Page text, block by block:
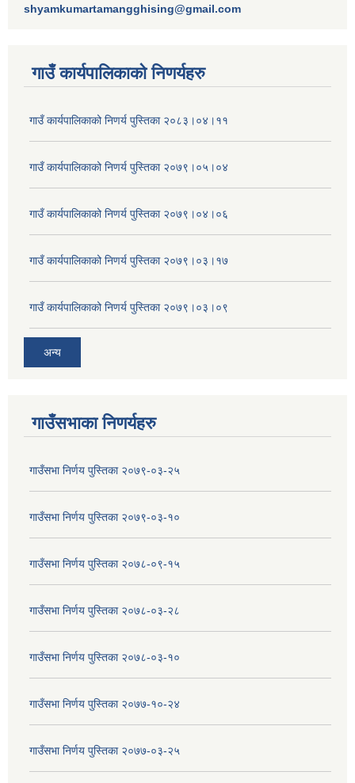
shyamkumartamangghising@gmail.com
गाउँ कार्यपालिकाकाे निणर्यहरु
गाउँ कार्यपालिकाको निणर्य पुस्तिका २०८३।०४।११
गाउँ कार्यपालिकाको निणर्य पुस्तिका २०७९।०५।०४
गाउँ कार्यपालिकाको निणर्य पुस्तिका २०७९।०४।०६
गाउँ कार्यपालिकाको निणर्य पुस्तिका २०७९।०३।१७
गाउँ कार्यपालिकाको निणर्य पुस्तिका २०७९।०३।०९
अन्य
गाउँसभाका निणर्यहरु
गाउँसभा निर्णय पुस्तिका २०७९-०३-२५
गाउँसभा निर्णय पुस्तिका २०७९-०३-१०
गाउँसभा निर्णय पुस्तिका २०७८-०९-१५
गाउँसभा निर्णय पुस्तिका २०७८-०३-२८
गाउँसभा निर्णय पुस्तिका २०७८-०३-१०
गाउँसभा निर्णय पुस्तिका २०७७-१०-२४
गाउँसभा निर्णय पुस्तिका २०७७-०३-२५